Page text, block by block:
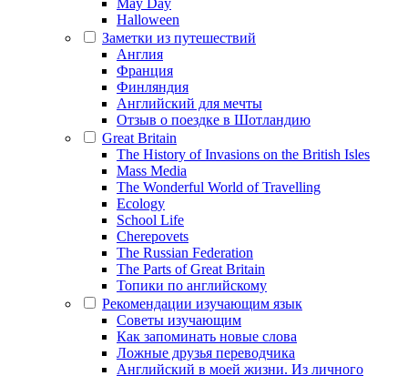
May Day
Halloween
Заметки из путешествий
Англия
Франция
Финляндия
Английский для мечты
Отзыв о поездке в Шотландию
Great Britain
The History of Invasions on the British Isles
Mass Media
The Wonderful World of Travelling
Ecology
School Life
Cherepovets
The Russian Federation
The Parts of Great Britain
Топики по английскому
Рекомендации изучающим язык
Советы изучающим
Как запоминать новые слова
Ложные друзья переводчика
Английский в моей жизни. Из личного